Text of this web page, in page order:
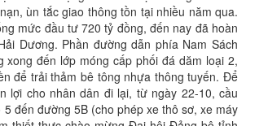
ùn tắc giao thông tồn tại nhiều năm qua.
mức đầu tư 720 tỷ đồng, đến nay đã hoàn
Dương. Phần đường dẫn phía Nam Sách
đến lớp móng cấp phối đá dăm loại 2,
để trải thảm bê tông nhựa thông tuyến. Để
lợi cho nhân dân đi lại, từ ngày 22-10, cầu
đến đường 5B (cho phép xe thô sơ, xe máy